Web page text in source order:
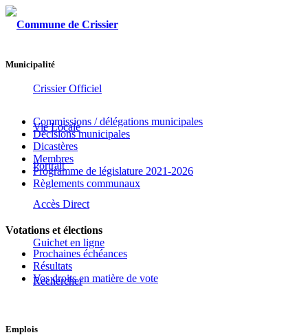
Crissier Officiel
Vie Locale
Portrait
Accès Direct
Guichet en ligne
Rechercher
Municipalité
Commissions / délégations municipales
Décisions municipales
Dicastères
Membres
Programme de législature 2021-2026
Règlements communaux
Votations et élections
Prochaines échéances
Résultats
Vos droits en matière de vote
Emplois